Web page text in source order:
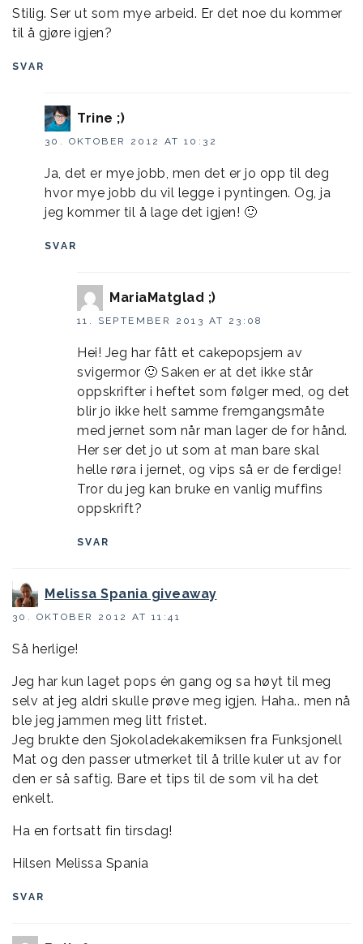
Stilig. Ser ut som mye arbeid. Er det noe du kommer
til å gjøre igjen?
SVAR
Trine ;)
30. OKTOBER 2012 AT 10:32
Ja, det er mye jobb, men det er jo opp til deg
hvor mye jobb du vil legge i pyntingen. Og, ja
jeg kommer til å lage det igjen! 🙂
SVAR
MariaMatglad ;)
11. SEPTEMBER 2013 AT 23:08
Hei! Jeg har fått et cakepopsjern av
svigermor 🙂 Saken er at det ikke står
oppskrifter i heftet som følger med, og det
blir jo ikke helt samme fremgangsmåte
med jernet som når man lager de for hånd.
Her ser det jo ut som at man bare skal
helle røra i jernet, og vips så er de ferdige!
Tror du jeg kan bruke en vanlig muffins
oppskrift?
SVAR
Melissa Spania giveaway
30. OKTOBER 2012 AT 11:41
Så herlige!
Jeg har kun laget pops én gang og sa høyt til meg
selv at jeg aldri skulle prøve meg igjen. Haha.. men nå
ble jeg jammen meg litt fristet.
Jeg brukte den Sjokoladekakemiksen fra Funksjonell
Mat og den passer utmerket til å trille kuler ut av for
den er så saftig. Bare et tips til de som vil ha det
enkelt.
Ha en fortsatt fin tirsdag!
Hilsen Melissa Spania
SVAR